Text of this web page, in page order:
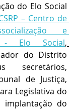
do Elo Social
– Centro de
e
- Elo Social
do Distrito
secretários,
de Justiça,
Legislativa do
do